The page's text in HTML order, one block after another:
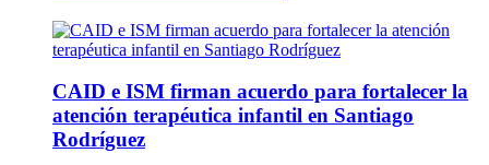
CAID e ISM firman acuerdo para fortalecer la
atención terapéutica infantil en Santiago
Rodríguez